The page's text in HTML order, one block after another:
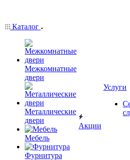
Каталог
Межкомнатные
двери
Металлические
двери
Мебель
Фурнитура
Акции
Услуги